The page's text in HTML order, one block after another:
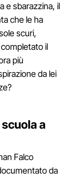
e sbarazzina, il
che le ha
scuri,
il
più
da lei
a
Falco
da